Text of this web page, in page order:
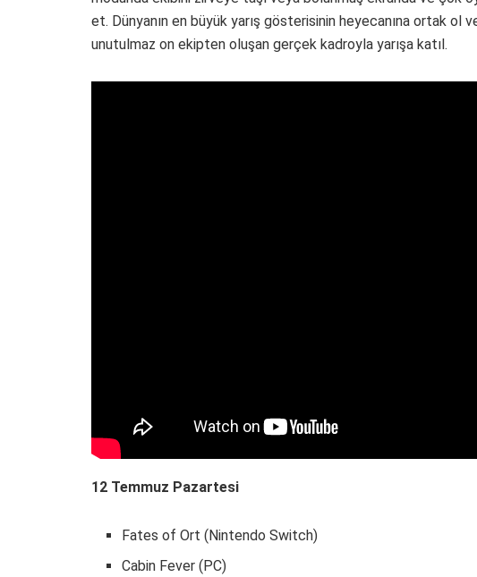
et. Dünyanın en büyük yarış gösterisinin heyecanına ortak ol
unutulmaz on ekipten oluşan gerçek kadroyla yarışa katıl.
12 Temmuz Pazartesi
Fates of Ort (Nintendo Switch)
Cabin Fever (PC)